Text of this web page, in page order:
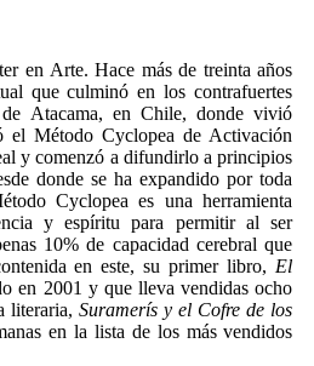
en Arte. Hace más de treinta años
que culminó en los contrafuertes
Atacama, en Chile, donde vivió
el Método Cyclopea de Activación
y comenzó a difundirlo a principios
donde se ha expandido por toda
Cyclopea es una herramienta
y espíritu para permitir al ser
10% de capacidad cerebral que
en este, su primer libro, El
en 2001 y que lleva vendidas ocho
literaria, Suramerís y el Cofre de los
en la lista de los más vendidos